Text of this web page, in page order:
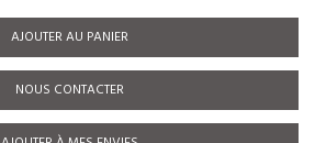
AJOUTER AU PANIER
NOUS CONTACTER